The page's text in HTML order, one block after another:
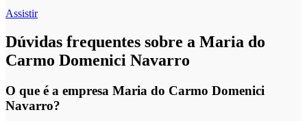
Assistir
Dúvidas frequentes sobre a Maria do
Carmo Domenici Navarro
O que é a empresa Maria do Carmo Domenici
Navarro?